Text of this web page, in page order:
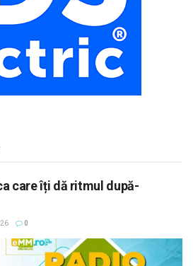
care îți dă ritmul după-
0